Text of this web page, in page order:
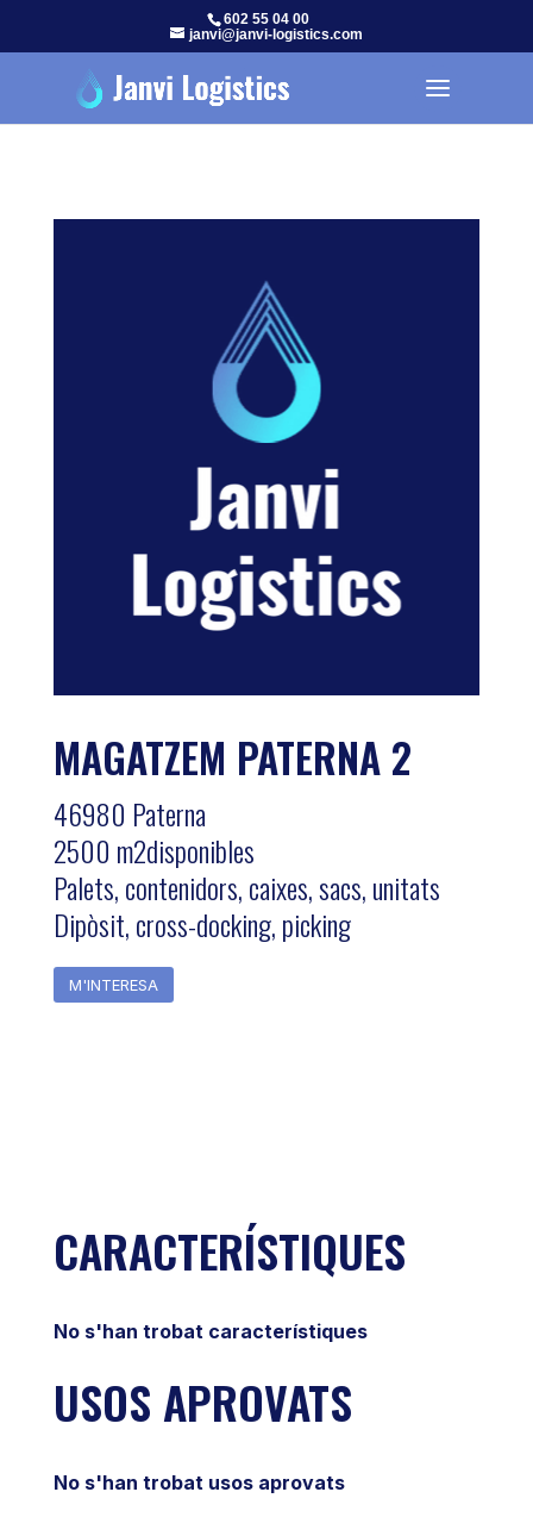
602 55 04 00
janvi@janvi-logistics.com
MAGATZEM PATERNA 2
46980 Paterna
2500 m2disponibles
Palets, contenidors, caixes, sacs, unitats
Dipòsit, cross-docking, picking
M'INTERESA
CARACTERÍSTIQUES
No s'han trobat característiques
USOS APROVATS
No s'han trobat usos aprovats